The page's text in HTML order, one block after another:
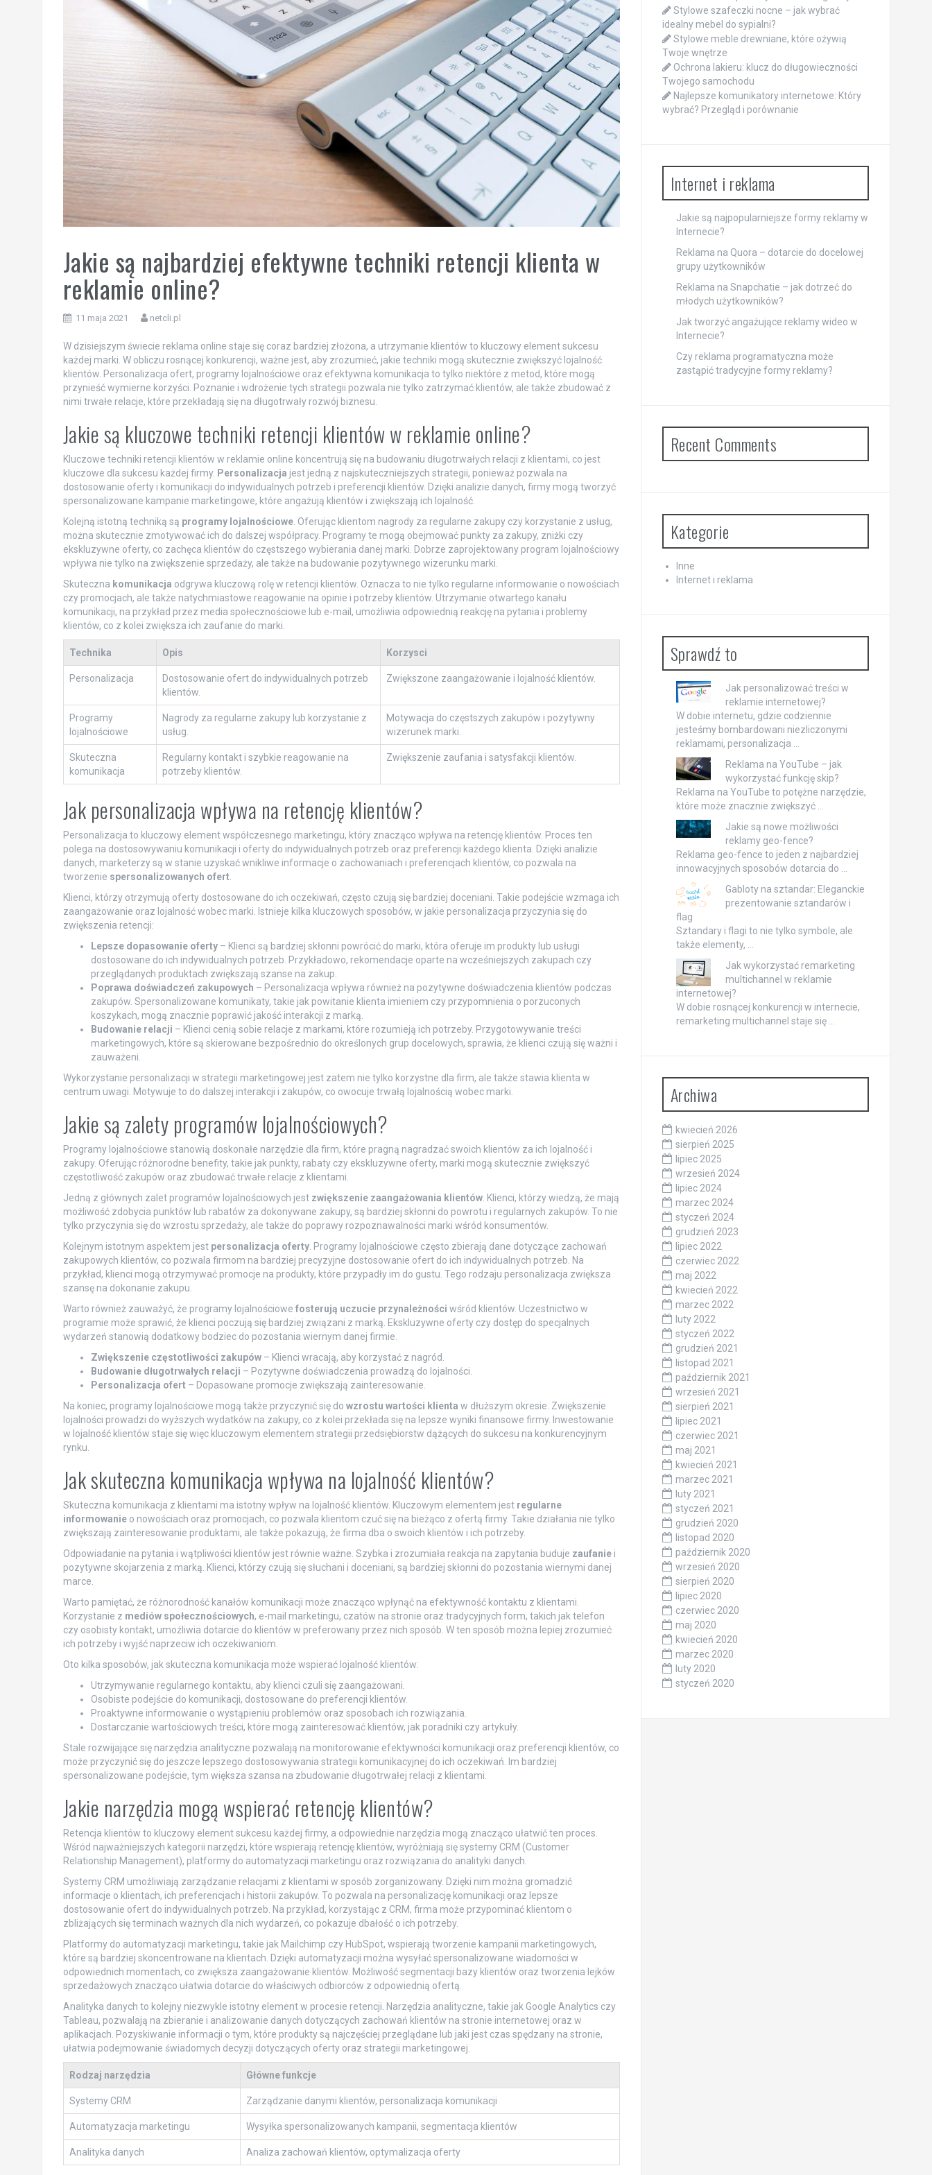
Jakie są najbardziej efektywne techniki retencji klienta w
reklamie online?
11 maja 2021 netcli.pl
W dzisiejszym świecie reklama online staje się coraz bardziej złożona, a utrzymanie klientów to kluczowy element sukcesu
każdej marki. W obliczu rosnącej konkurencji, ważne jest, aby zrozumieć, jakie techniki mogą skutecznie zwiększyć lojalność
klientów. Personalizacja ofert, programy lojalnościowe oraz efektywna komunikacja to tylko niektóre z metod, które mogą
przynieść wymierne korzyści. Poznanie i wdrożenie tych strategii pozwala nie tylko zatrzymać klientów, ale także zbudować z
nimi trwałe relacje, które przekładają się na długotrwały rozwój biznesu.
Jakie są kluczowe techniki retencji klientów w reklamie online?
Kluczowe techniki retencji klientów w reklamie online koncentrują się na budowaniu długotrwałych relacji z klientami, co jest
kluczowe dla sukcesu każdej firmy. Personalizacja jest jedną z najskuteczniejszych strategii, ponieważ pozwala na
dostosowanie oferty i komunikacji do indywidualnych potrzeb i preferencji klientów. Dzięki analizie danych, firmy mogą tworzyć
spersonalizowane kampanie marketingowe, które angażują klientów i zwiększają ich lojalność.
Kolejną istotną techniką są programy lojalnościowe. Oferując klientom nagrody za regularne zakupy czy korzystanie z usług,
można skutecznie zmotywować ich do dalszej współpracy. Programy te mogą obejmować punkty za zakupy, zniżki czy
ekskluzywne oferty, co zachęca klientów do częstszego wybierania danej marki. Dobrze zaprojektowany program lojalnościowy
wpływa nie tylko na zwiększenie sprzedaży, ale także na budowanie pozytywnego wizerunku marki.
Skuteczna komunikacja odgrywa kluczową rolę w retencji klientów. Oznacza to nie tylko regularne informowanie o nowościach
czy promocjach, ale także natychmiastowe reagowanie na opinie i potrzeby klientów. Utrzymanie otwartego kanału
komunikacji, na przykład przez media społecznościowe lub e-mail, umożliwia odpowiednią reakcję na pytania i problemy
klientów, co z kolei zwiększa ich zaufanie do marki.
Technika Opis Korzysci
Personalizacja
Dostosowanie ofert do indywidualnych potrzeb
klientów.
Zwiększone zaangażowanie i lojalność klientów.
Programy
lojalnościowe
Nagrody za regularne zakupy lub korzystanie z
usług.
Motywacja do częstszych zakupów i pozytywny
wizerunek marki.
Skuteczna
komunikacja
Regularny kontakt i szybkie reagowanie na
potrzeby klientów.
Zwiększenie zaufania i satysfakcji klientów.
Jak personalizacja wpływa na retencję klientów?
Personalizacja to kluczowy element współczesnego marketingu, który znacząco wpływa na retencję klientów. Proces ten
polega na dostosowywaniu komunikacji i oferty do indywidualnych potrzeb oraz preferencji każdego klienta. Dzięki analizie
danych, marketerzy są w stanie uzyskać wnikliwe informacje o zachowaniach i preferencjach klientów, co pozwala na
tworzenie spersonalizowanych ofert.
Klienci, którzy otrzymują oferty dostosowane do ich oczekiwań, często czują się bardziej doceniani. Takie podejście wzmaga ich
zaangażowanie oraz lojalność wobec marki. Istnieje kilka kluczowych sposobów, w jakie personalizacja przyczynia się do
zwiększenia retencji:
Lepsze dopasowanie oferty– Klienci są bardziej skłonni powrócić do marki, która oferuje im produkty lub usługi
dostosowane do ich indywidualnych potrzeb. Przykładowo, rekomendacje oparte na wcześniejszych zakupach czy
przeglądanych produktach zwiększają szanse na zakup.
Poprawa doświadczeń zakupowych – Personalizacja wpływa również na pozytywne doświadczenia klientów podczas
zakupów. Spersonalizowane komunikaty, takie jak powitanie klienta imieniem czy przypomnienia o porzuconych
koszykach, mogą znacznie poprawić jakość interakcji z marką.
Budowanie relacji – Klienci cenią sobie relacje z markami, które rozumieją ich potrzeby. Przygotowywanie treści
marketingowych, które są skierowane bezpośrednio do określonych grup docelowych, sprawia, że klienci czują się ważni i
zauważeni.
Wykorzystanie personalizacji w strategii marketingowej jest zatem nie tylko korzystne dla firm, ale także stawia klienta w
centrum uwagi. Motywuje to do dalszej interakcji i zakupów, co owocuje trwałą lojalnością wobec marki.
Jakie są zalety programów lojalnościowych?
Programy lojalnościowe stanowią doskonałe narzędzie dla firm, które pragną nagradzać swoich klientów za ich lojalność i
zakupy. Oferując różnorodne benefity, takie jak punkty, rabaty czy ekskluzywne oferty, marki mogą skutecznie zwiększyć
częstotliwość zakupów oraz zbudować trwałe relacje z klientami.
Jedną z głównych zalet programów lojalnościowych jest zwiększenie zaangażowania klientów. Klienci, którzy wiedzą, że mają
możliwość zdobycia punktów lub rabatów za dokonywane zakupy, są bardziej skłonni do powrotu i regularnych zakupów. To nie
tylko przyczynia się do wzrostu sprzedaży, ale także do poprawy rozpoznawalności marki wśród konsumentów.
Kolejnym istotnym aspektem jest personalizacja oferty. Programy lojalnościowe często zbierają dane dotyczące zachowań
zakupowych klientów, co pozwala firmom na bardziej precyzyjne dostosowanie ofert do ich indywidualnych potrzeb. Na
przykład, klienci mogą otrzymywać promocje na produkty, które przypadły im do gustu. Tego rodzaju personalizacja zwiększa
szansę na dokonanie zakupu.
Warto również zauważyć, że programy lojalnościowe fosterują uczucie przynależności wśród klientów. Uczestnictwo w
programie może sprawić, że klienci poczują się bardziej związani z marką. Ekskluzywne oferty czy dostęp do specjalnych
wydarzeń stanowią dodatkowy bodziec do pozostania wiernym danej firmie.
Zwiększenie częstotliwości zakupów– Klienci wracają, aby korzystać z nagród.
Budowanie długotrwałych relacji – Pozytywne doświadczenia prowadzą do lojalności.
Personalizacja ofert– Dopasowane promocje zwiększają zainteresowanie.
Na koniec, programy lojalnościowe mogą także przyczynić się do wzrostu wartości klienta w dłuższym okresie. Zwiększenie
lojalności prowadzi do wyższych wydatków na zakupy, co z kolei przekłada się na lepsze wyniki finansowe firmy. Inwestowanie
w lojalność klientów staje się więc kluczowym elementem strategii przedsiębiorstw dążących do sukcesu na konkurencyjnym
rynku.
Jak skuteczna komunikacja wpływa na lojalność klientów?
Skuteczna komunikacja z klientami ma istotny wpływ na lojalność klientów. Kluczowym elementem jest regularne
informowanieo nowościach oraz promocjach, co pozwala klientom czuć się na bieżąco z ofertą firmy. Takie działania nie tylko
zwiększają zainteresowanie produktami, ale także pokazują, że firma dba o swoich klientów i ich potrzeby.
Odpowiadanie na pytania i wątpliwości klientów jest równie ważne. Szybka i zrozumiała reakcja na zapytania buduje zaufaniei
pozytywne skojarzenia z marką. Klienci, którzy czują się słuchani i doceniani, są bardziej skłonni do pozostania wiernymi danej
marce.
Warto pamiętać, że różnorodność kanałów komunikacji może znacząco wpłynąć na efektywność kontaktu z klientami.
Korzystanie z mediów społecznościowych, e-mail marketingu, czatów na stronie oraz tradycyjnych form, takich jak telefon
czy osobisty kontakt, umożliwia dotarcie do klientów w preferowany przez nich sposób. W ten sposób można lepiej zrozumieć
ich potrzeby i wyjść naprzeciw ich oczekiwaniom.
Oto kilka sposobów, jak skuteczna komunikacja może wspierać lojalność klientów:
Utrzymywanie regularnego kontaktu, aby klienci czuli się zaangażowani.
Osobiste podejście do komunikacji, dostosowane do preferencji klientów.
Proaktywne informowanie o wystąpieniu problemów oraz sposobach ich rozwiązania.
Dostarczanie wartościowych treści, które mogą zainteresować klientów, jak poradniki czy artykuły.
Stale rozwijające się narzędzia analityczne pozwalają na monitorowanie efektywności komunikacji oraz preferencji klientów, co
może przyczynić się do jeszcze lepszego dostosowywania strategii komunikacyjnej do ich oczekiwań. Im bardziej
spersonalizowane podejście, tym większa szansa na zbudowanie długotrwałej relacji z klientami.
Jakie narzędzia mogą wspierać retencję klientów?
Retencja klientów to kluczowy element sukcesu każdej firmy, a odpowiednie narzędzia mogą znacząco ułatwić ten proces.
Wśród najważniejszych kategorii narzędzi, które wspierają retencję klientów, wyróżniają się systemy CRM (Customer
Relationship Management), platformy do automatyzacji marketingu oraz rozwiązania do analityki danych.
Systemy CRM umożliwiają zarządzanie relacjami z klientami w sposób zorganizowany. Dzięki nim można gromadzić
informacje o klientach, ich preferencjach i historii zakupów. To pozwala na personalizację komunikacji oraz lepsze
dostosowanie ofert do indywidualnych potrzeb. Na przykład, korzystając z CRM, firma może przypominać klientom o
zbliżających się terminach ważnych dla nich wydarzeń, co pokazuje dbałość o ich potrzeby.
Platformy do automatyzacji marketingu, takie jak Mailchimp czy HubSpot, wspierają tworzenie kampanii marketingowych,
które są bardziej skoncentrowane na klientach. Dzięki automatyzacji można wysyłać spersonalizowane wiadomości w
odpowiednich momentach, co zwiększa zaangażowanie klientów. Możliwość segmentacji bazy klientów oraz tworzenia lejków
sprzedażowych znacząco ułatwia dotarcie do właściwych odbiorców z odpowiednią ofertą.
Analityka danych to kolejny niezwykle istotny element w procesie retencji. Narzędzia analityczne, takie jak Google Analytics czy
Tableau, pozwalają na zbieranie i analizowanie danych dotyczących zachowań klientów na stronie internetowej oraz w
aplikacjach. Pozyskiwanie informacji o tym, które produkty są najczęściej przeglądane lub jaki jest czas spędzany na stronie,
ułatwia podejmowanie świadomych decyzji dotyczących oferty oraz strategii marketingowej.
Rodzaj narzędzia Główne funkcje
Systemy CRM Zarządzanie danymi klientów, personalizacja komunikacji
Automatyzacja marketingu Wysyłka spersonalizowanych kampanii, segmentacja klientów
Analityka danych Analiza zachowań klientów, optymalizacja oferty
Stylowe szafeczki nocne – jak wybrać
idealny mebel do sypialni?
Stylowe meble drewniane, które ożywią
Twoje wnętrze
Ochrona lakieru: klucz do długowieczności
Twojego samochodu
Najlepsze komunikatory internetowe: Który
wybrać? Przegląd i porównanie
Internet i reklama
Jakie są najpopularniejsze formy reklamy w
Internecie?
Reklama na Quora – dotarcie do docelowej
grupy użytkowników
Reklama na Snapchatie – jak dotrzeć do
młodych użytkowników?
Jak tworzyć angażujące reklamy wideo w
Internecie?
Czy reklama programatyczna może
zastąpić tradycyjne formy reklamy?
Recent Comments
Kategorie
Inne
Internet i reklama
Sprawdź to
Jak personalizować treści w
reklamie internetowej?
W dobie internetu, gdzie codziennie
jesteśmy bombardowani niezliczonymi
reklamami, personalizacja …
Reklama na YouTube – jak
wykorzystać funkcję skip?
Reklama na YouTube to potężne narzędzie,
które może znacznie zwiększyć …
Jakie są nowe możliwości
reklamy geo-fence?
Reklama geo-fence to jeden z najbardziej
innowacyjnych sposobów dotarcia do …
Gabloty na sztandar: Eleganckie
prezentowanie sztandarów i
flag
Sztandary i flagi to nie tylko symbole, ale
także elementy, …
Jak wykorzystać remarketing
multichannel w reklamie
internetowej?
W dobie rosnącej konkurencji w internecie,
remarketing multichannel staje się …
Archiwa
kwiecień 2026
sierpień 2025
lipiec 2025
wrzesień 2024
lipiec 2024
marzec 2024
styczeń 2024
grudzień 2023
lipiec 2022
czerwiec 2022
maj 2022
kwiecień 2022
marzec 2022
luty 2022
styczeń 2022
grudzień 2021
listopad 2021
październik 2021
wrzesień 2021
sierpień 2021
lipiec 2021
czerwiec 2021
maj 2021
kwiecień 2021
marzec 2021
luty 2021
styczeń 2021
grudzień 2020
listopad 2020
październik 2020
wrzesień 2020
sierpień 2020
lipiec 2020
czerwiec 2020
maj 2020
kwiecień 2020
marzec 2020
luty 2020
styczeń 2020